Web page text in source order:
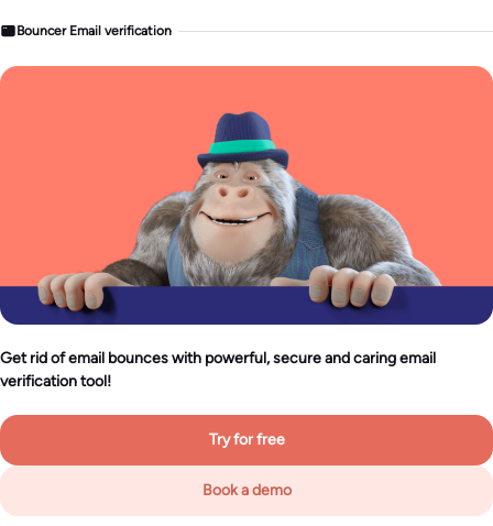
Bouncer Email verification
Get rid of email bounces with powerful, secure and caring email
verification tool!
Try for free
Book a demo